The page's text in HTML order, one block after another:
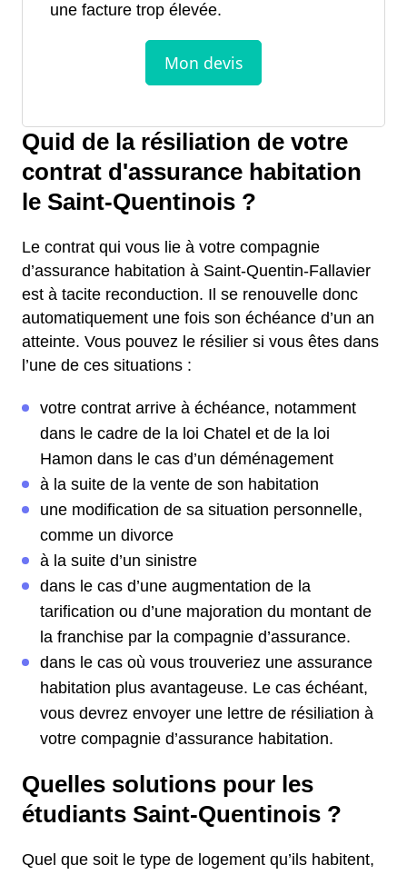
une facture trop élevée.
Quid de la résiliation de votre
contrat d'assurance habitation
le Saint-Quentinois ?
Le contrat qui vous lie à votre compagnie
d’assurance habitation à Saint-Quentin-Fallavier
est à tacite reconduction. Il se renouvelle donc
automatiquement une fois son échéance d’un an
atteinte. Vous pouvez le résilier si vous êtes dans
l’une de ces situations :
votre contrat arrive à échéance, notamment
dans le cadre de la loi Chatel et de la loi
Hamon dans le cas d’un déménagement
à la suite de la vente de son habitation
une modification de sa situation personnelle,
comme un divorce
à la suite d’un sinistre
dans le cas d’une augmentation de la
tarification ou d’une majoration du montant de
la franchise par la compagnie d’assurance.
dans le cas où vous trouveriez une assurance
habitation plus avantageuse. Le cas échéant,
vous devrez envoyer une lettre de résiliation à
votre compagnie d’assurance habitation.
Quelles solutions pour les
étudiants Saint-Quentinois ?
Quel que soit le type de logement qu’ils habitent,